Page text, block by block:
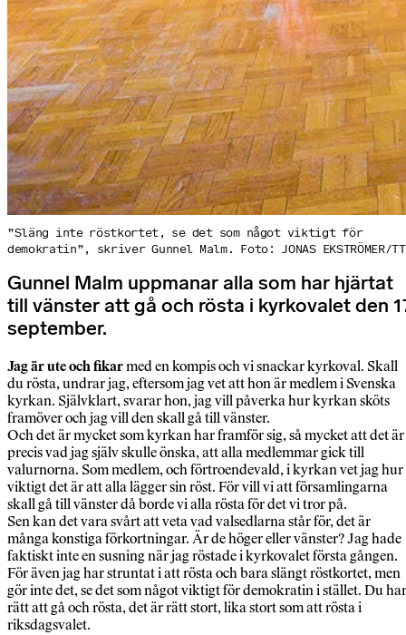
”Släng inte röstkortet, se det som något viktigt för
demokratin”, skriver Gunnel Malm. Foto: JONAS EKSTRÖMER/
Gunnel Malm uppmanar alla som har hjärtat
till vänster att gå och rösta i kyrkovalet den
september.
Jag är ute och fikarmed en kompis och vi snackar kyrkoval. Skall
du rösta, undrar jag, eftersom jag vet att hon är medlem i Svenska
kyrkan. Självklart, svarar hon, jag vill påverka hur kyrkan sköts
framöver och jag vill den skall gå till vänster.
Och det är mycket som kyrkan har framför sig, så mycket att det är
precis vad jag själv skulle önska, att alla medlemmar gick till
valurnorna. Som medlem, och förtroendevald, i kyrkan vet jag hur
viktigt det är att alla lägger sin röst. För vill vi att församlingarna
skall gå till vänster då borde vi alla rösta för det vi tror på.
Sen kan det vara svårt att veta vad valsedlarna står för, det är
många konstiga förkortningar. Är de höger eller vänster? Jag hade
faktiskt inte en susning när jag röstade i kyrkovalet första gången.
För även jag har struntat i att rösta och bara slängt röstkortet, men
gör inte det, se det som något viktigt för demokratin i stället. Du har
rätt att gå och rösta, det är rätt stort, lika stort som att rösta i
riksdagsvalet.